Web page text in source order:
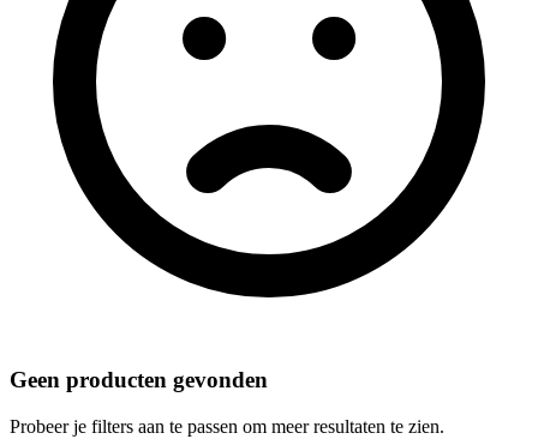
Geen producten gevonden
Probeer je filters aan te passen om meer resultaten te zien.